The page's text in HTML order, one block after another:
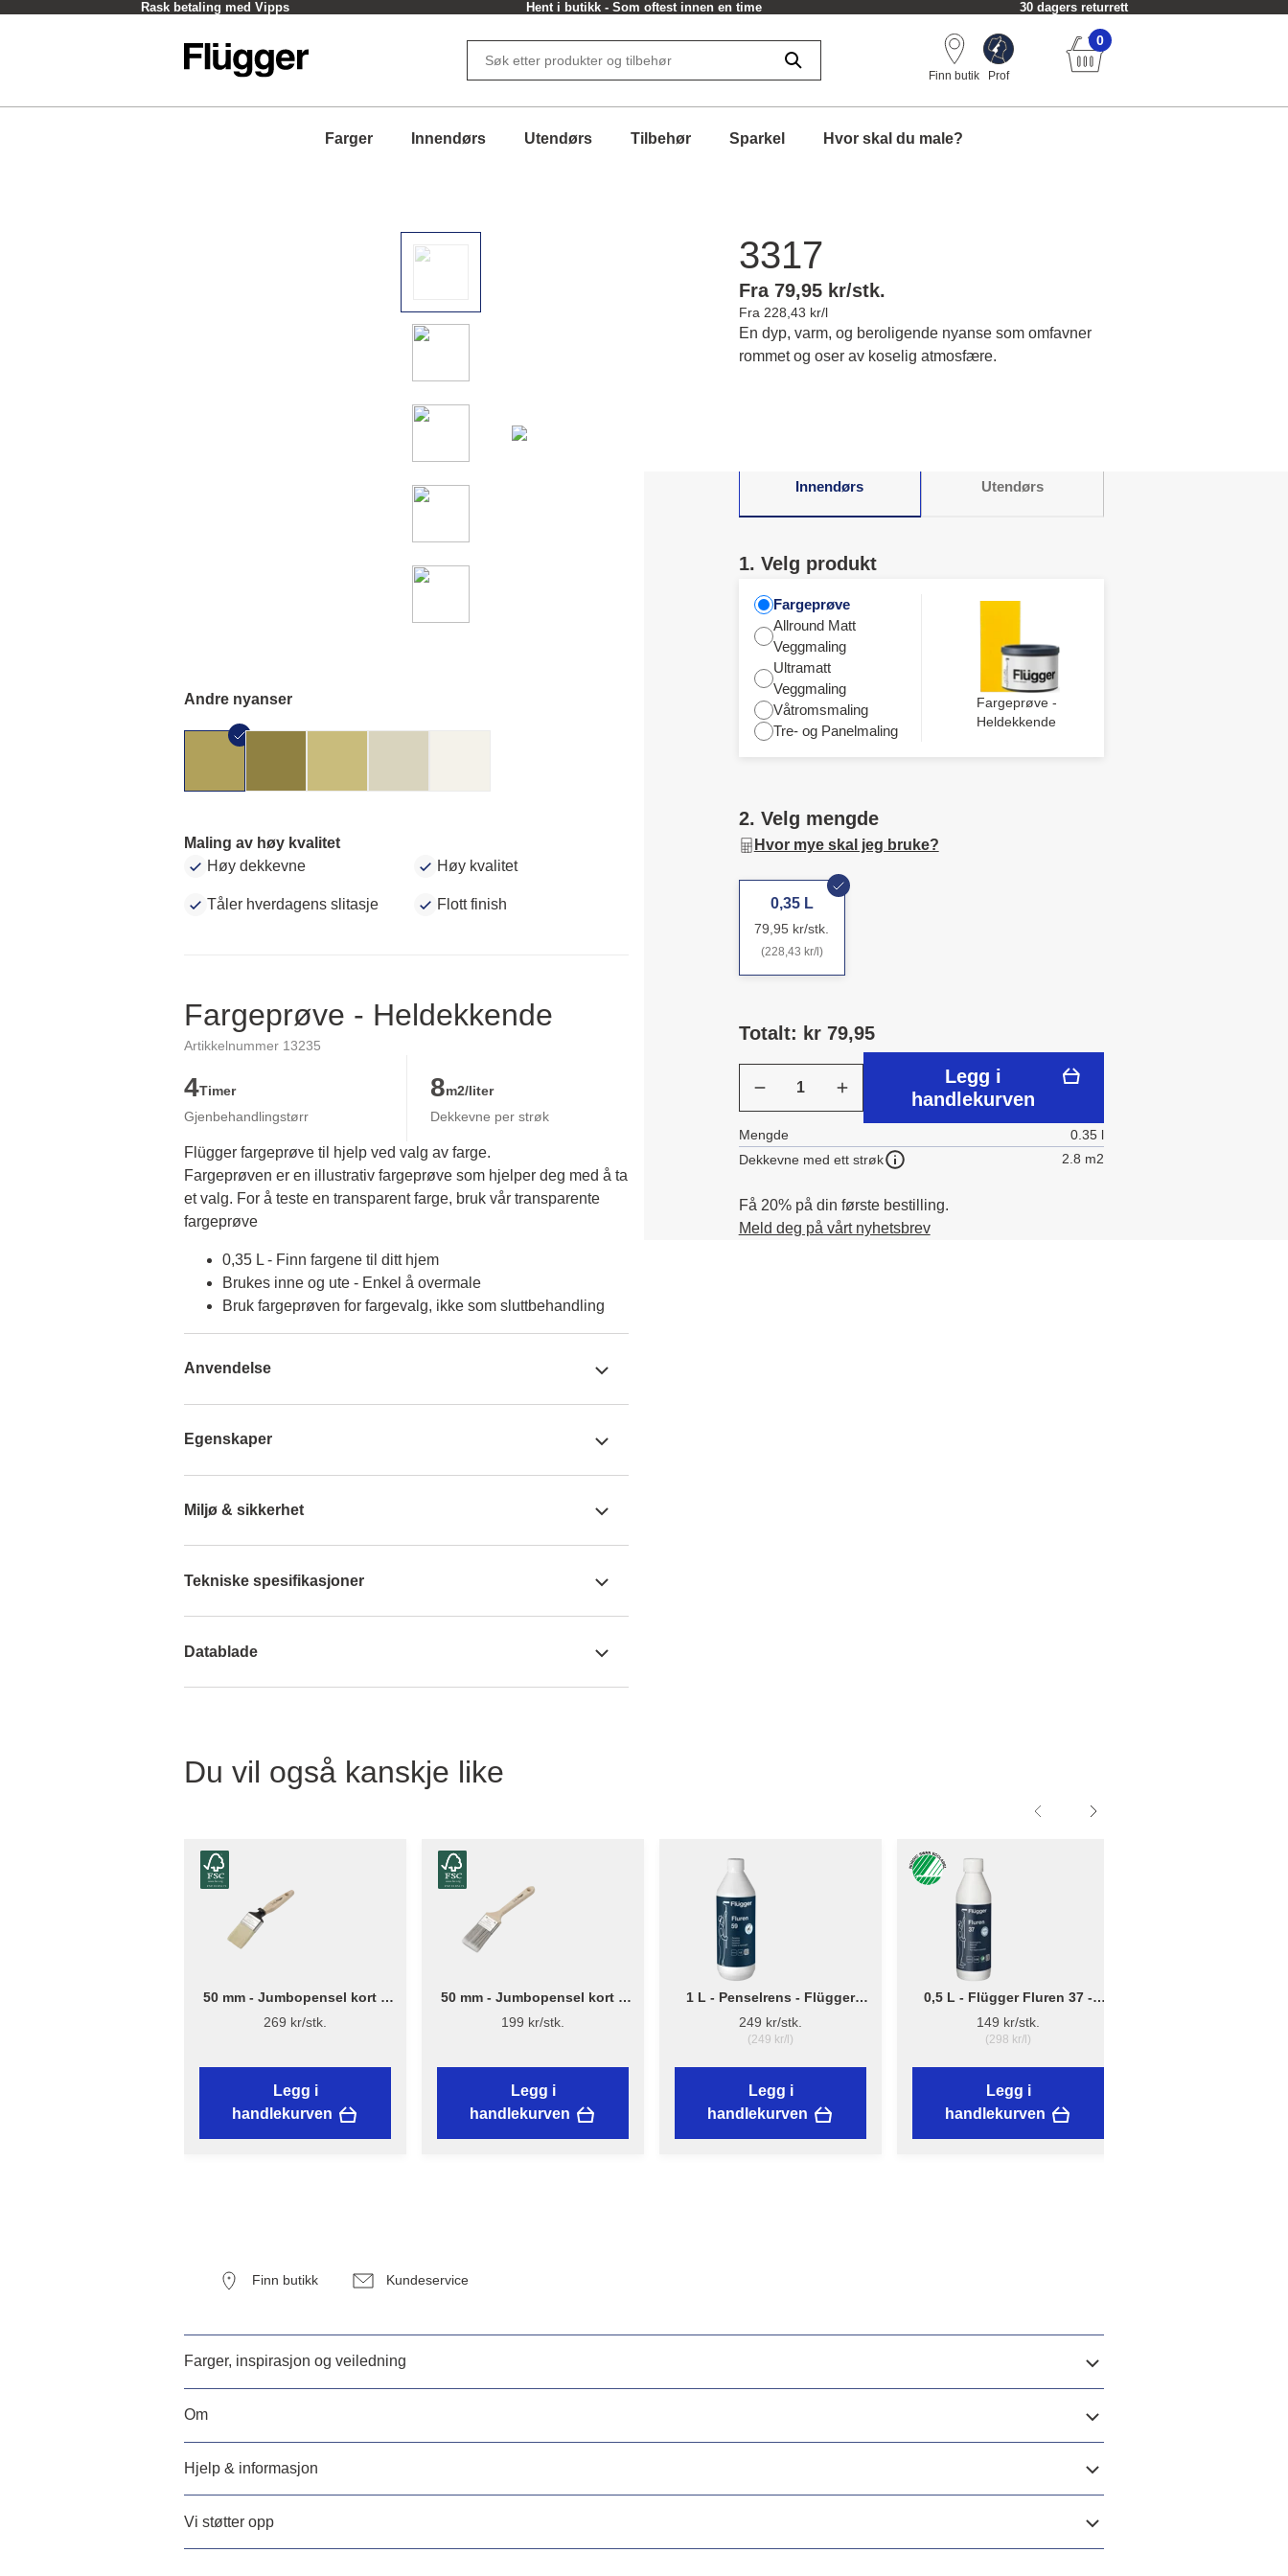
Rask betaling med Vipps Hent i butikk - Som oftest innen en time 30 dagers returrett
Finn butik Prof
0
Farger Innendørs Utendørs Tilbehør Sparkel Hvor skal du male?
Andre nyanser
Maling av høy kvalitet
Høy dekkevne
Høy kvalitet
Tåler hverdagens slitasje Flott finish
Fargeprøve - Heldekkende
Artikkelnummer 13235
4Timer
Gjenbehandlingstørr
8m2/liter
Dekkevne per strøk
Flügger fargeprøve til hjelp ved valg av farge.
Fargeprøven er en illustrativ fargeprøve som hjelper deg med å ta
et valg. For å teste en transparent farge, bruk vår transparente
fargeprøve
0,35 L - Finn fargene til ditt hjem
Brukes inne og ute - Enkel å overmale
Bruk fargeprøven for fargevalg, ikke som sluttbehandling
Anvendelse
Egenskaper
Miljø & sikkerhet
Tekniske spesifikasjoner
Datablade
3317
Fra 79,95 kr/stk.
Fra 228,43 kr/l
En dyp, varm, og beroligende nyanse som omfavner
rommet og oser av koselig atmosfære.
Innendørs Utendørs
1. Velg produkt
Fargeprøve
Allround Matt
Veggmaling
Ultramatt
Veggmaling
Våtromsmaling
Tre- og Panelmaling
Fargeprøve -
Heldekkende
2. Velg mengde
Hvor mye skal jeg bruke?
0,35 L
79,95 kr/stk.
(228,43 kr/l)
Totalt: kr 79,95
Legg i
handlekurven
Mengde
0.35 l
Dekkevne med ett strøk
2.8 m2
Få 20% på din første bestilling.
Meld deg på vårt nyhetsbrev
Du vil også kanskje like
50 mm - Jumbopensel kort –
Flügger Excellence
269 kr/stk.
Legg i
handlekurven
50 mm - Jumbopensel kort –
Flügger Pro Series
199 kr/stk.
Legg i
handlekurven
1 L - Penselrens - Flügger
Fluren 59
249 kr/stk.
(249 kr/l)
Legg i
handlekurven
0,5 L - Flügger Fluren 37 -
Grunnrengjøring
149 kr/stk.
(298 kr/l)
Legg i
handlekurven
Finn butikk Kundeservice
Farger, inspirasjon og veiledning
Om
Hjelp & informasjon
Vi støtter opp